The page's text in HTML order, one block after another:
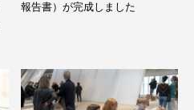
報告書）が完成しました